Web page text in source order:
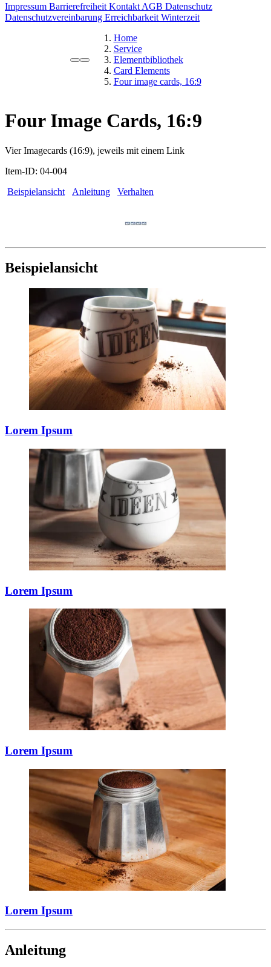
Impressum Barrierefreiheit Kontakt AGB Datenschutz
Datenschutzvereinbarung Erreichbarkeit Winterzeit
Home
Service
Elementbibliothek
Card Elements
Four image cards, 16:9
Four Image Cards, 16:9
Vier Imagecards (16:9), jeweils mit einem Link
Item-ID: 04-004
Beispielansicht
Anleitung Verhalten
Beispielansicht
Lorem Ipsum
Lorem Ipsum
Lorem Ipsum
Lorem Ipsum
Anleitung